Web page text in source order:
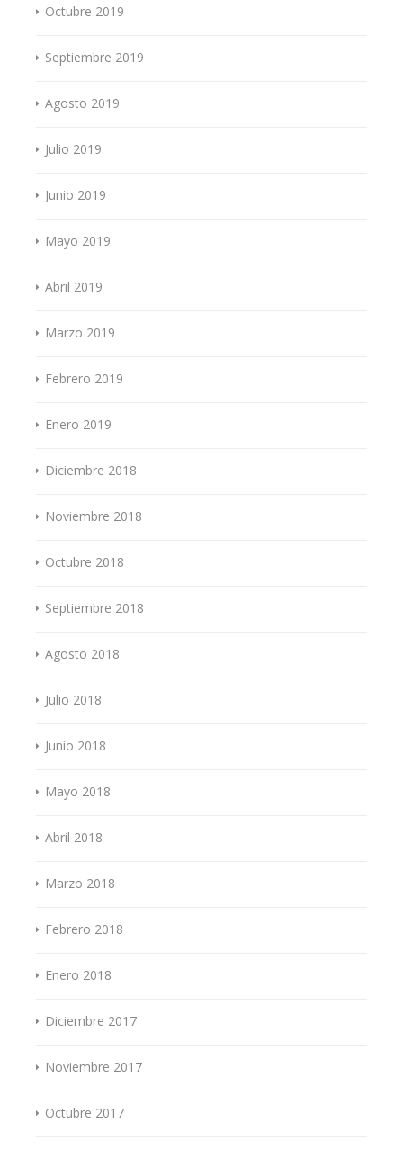
Octubre 2019
Septiembre 2019
Agosto 2019
Julio 2019
Junio 2019
Mayo 2019
Abril 2019
Marzo 2019
Febrero 2019
Enero 2019
Diciembre 2018
Noviembre 2018
Octubre 2018
Septiembre 2018
Agosto 2018
Julio 2018
Junio 2018
Mayo 2018
Abril 2018
Marzo 2018
Febrero 2018
Enero 2018
Diciembre 2017
Noviembre 2017
Octubre 2017